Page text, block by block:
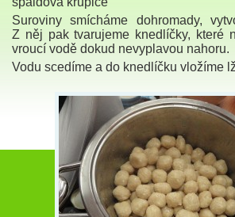
Suroviny smícháme dohromady,
Z něj pak tvarujeme knedlíčky, které
vroucí vodě dokud nevyplavou nahoru.
Vodu scedíme a do knedlíčku vložíme